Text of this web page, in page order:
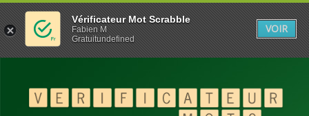
Vérificateur Mot Scrabble
Fabien M
Gratuitundefined
VOIR